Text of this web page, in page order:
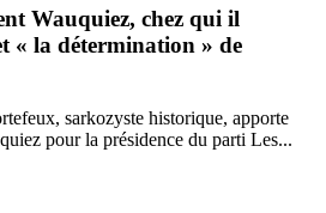
Wauquiez, chez qui il
« la détermination » de
sarkozyste historique, apporte
pour la présidence du parti Les...